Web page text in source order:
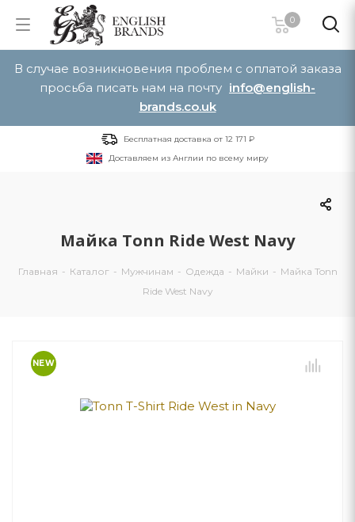
0
В случае возникновения проблем с оплатой заказа
просьба писать нам на почту info@english-
brands.co.uk
Бесплатная доставка от 12 171 ₽
Доставляем из Англии по всему миру
Майка Tonn Ride West Navy
Главная - Каталог - Мужчинам - Одежда - Майки - Майка Tonn
Ride West Navy
NEW